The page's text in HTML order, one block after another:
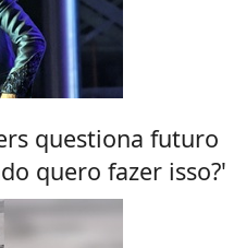
questiona futuro
quero fazer isso?'